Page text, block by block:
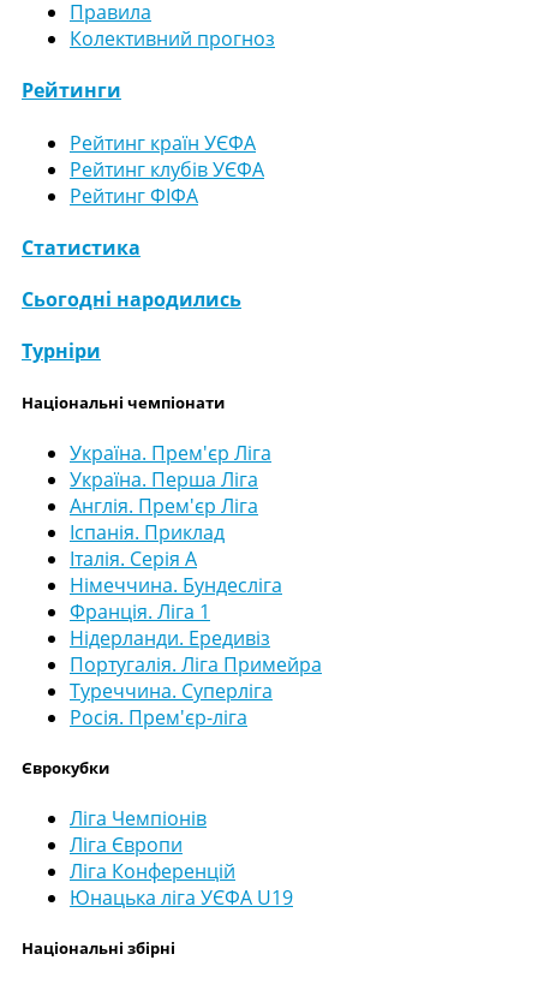
Правила
Колективний прогноз
Рейтинги
Рейтинг країн УЄФА
Рейтинг клубів УЄФА
Рейтинг ФІФА
Статистика
Сьогодні народились
Турніри
Національні чемпіонати
Україна. Прем'єр Ліга
Україна. Перша Ліга
Англія. Прем'єр Ліга
Іспанія. Приклад
Італія. Серія А
Німеччина. Бундесліга
Франція. Ліга 1
Нідерланди. Ередивіз
Португалія. Ліга Примейра
Туреччина. Суперліга
Росія. Прем'єр-ліга
Єврокубки
Ліга Чемпіонів
Ліга Європи
Ліга Конференцій
Юнацька ліга УЄФА U19
Національні збірні